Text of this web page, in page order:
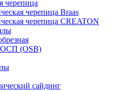
черепица
черепица Braas
черепица CREATON
(OSB)
сайдинг